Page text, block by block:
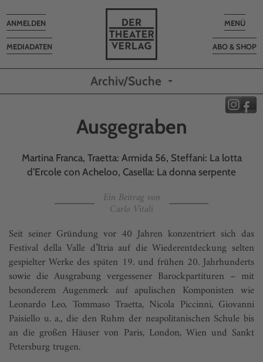
Toggle
MENÜ
ABO & SHOP
MEDIADATEN
Toggle
navigation
ANMELDEN
Archiv/Suche
Ausgegraben
Martina Franca, Traetta: Armida 56, Steffani: La lotta
d’Ercole con Acheloo, Casella: La donna serpente
Ein Beitrag von
Carlo Vitali
Seit seiner Gründung vor 40 Jahren konzentriert sich das
Festival della Valle d’Itria auf die Wiederentdeckung selten
gespielter Werke des späten 19. und frühen 20. Jahrhunderts
sowie die Ausgrabung vergessener Barockpartituren – mit
besonderem ­Augenmerk auf apulischen Komponisten wie
Leonardo Leo, Tommaso Traetta, Nicola Piccinni, Giovanni
Paisiello u. a., die den Ruhm der neapolitanischen Schule bis
an die großen Häuser von Paris, London, Wien und Sankt
Petersburg trugen.